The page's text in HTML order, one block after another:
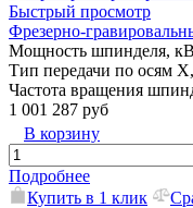
Быстрый просмотр
Фрезерно-
Мощность шпинделя,
Тип передачи по осям
Частота вращения
1 001 287 руб
В корзину
Подробнее
Купить в 1 клик